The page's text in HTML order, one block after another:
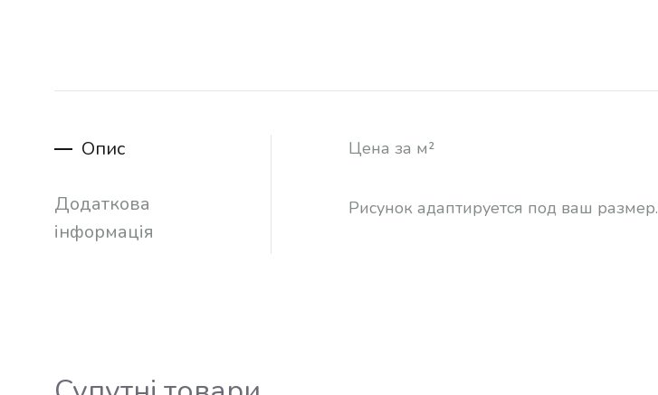
Опис
Додаткова
інформація
Цена за м²
Рисунок адаптируется под ваш размер.